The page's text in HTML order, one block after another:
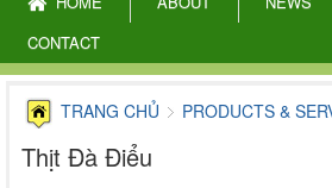
CONTACT
TRANG CHỦ PRODUCTS &
Thịt Đà Điểu